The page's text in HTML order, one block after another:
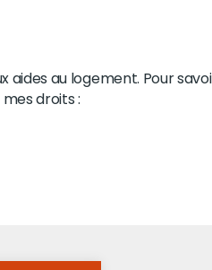
au logement. Pour
droits :